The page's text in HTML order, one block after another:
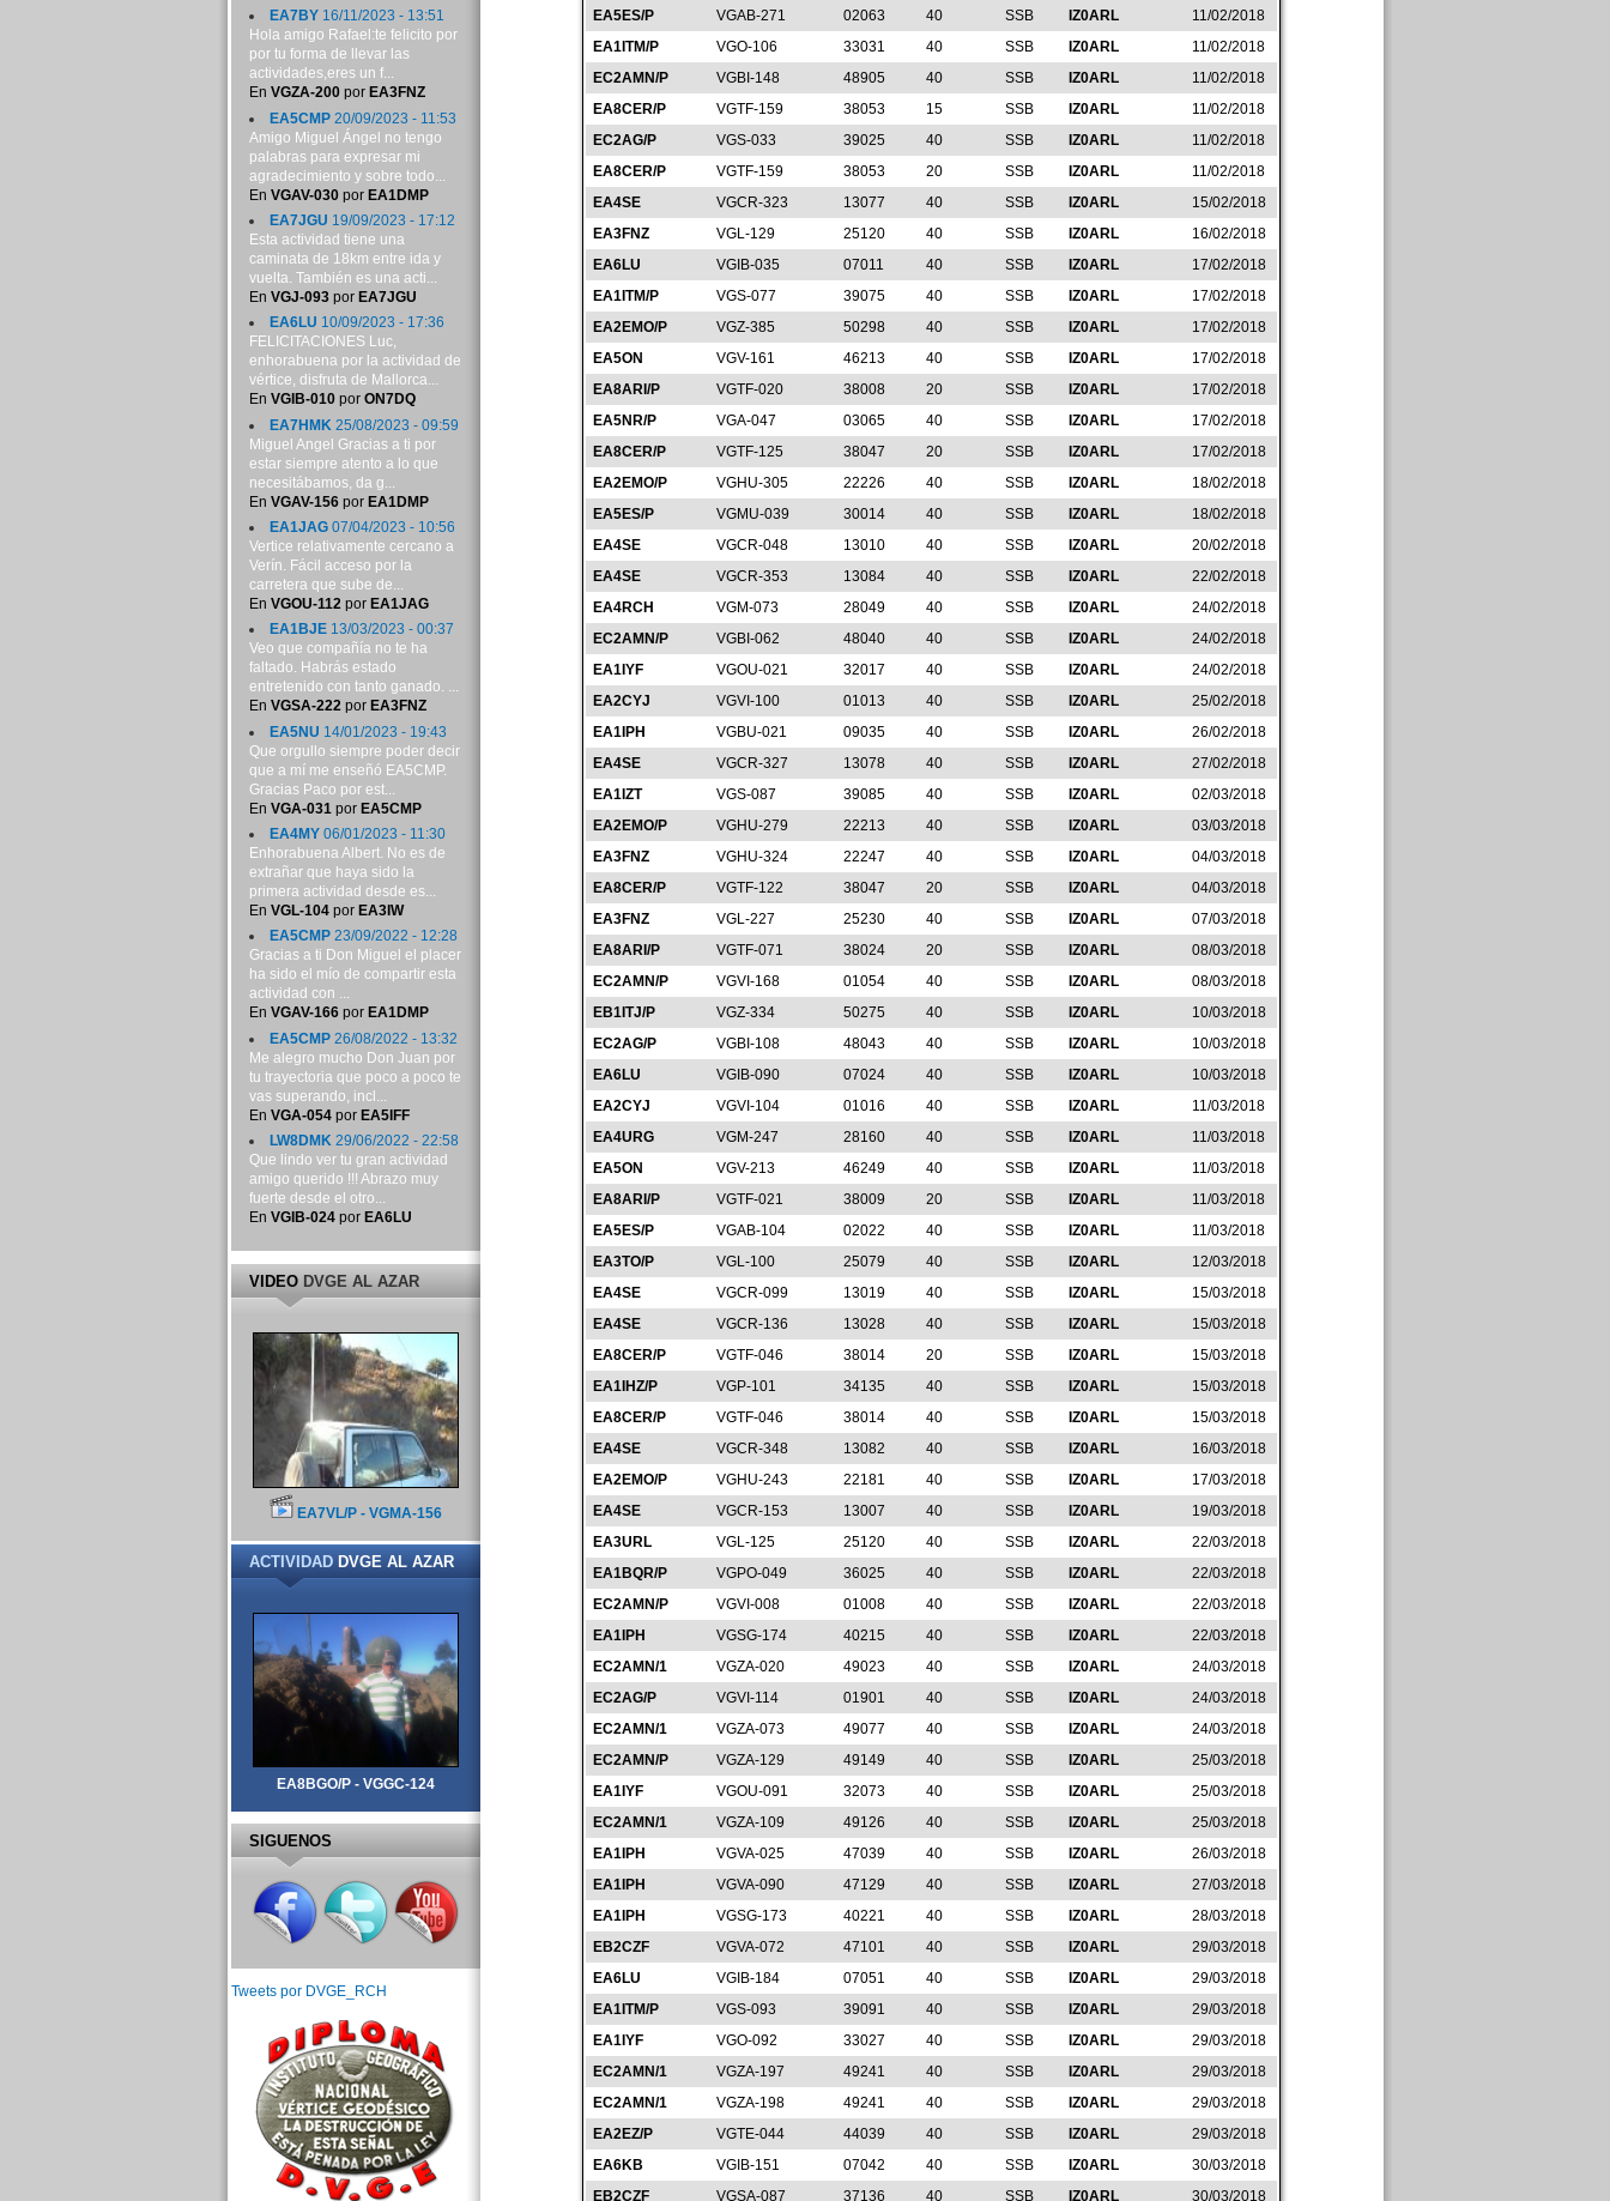
EA5ES/P
VGAB-271 02063 40 SSB IZ0ARL
11/02/2018
EA1ITM/P
VGO-106 33031 40 SSB IZ0ARL
11/02/2018
EC2AMN/P
VGBI-148 48905 40 SSB IZ0ARL
11/02/2018
EA8CER/P
VGTF-159 38053 15 SSB IZ0ARL
11/02/2018
EC2AG/P
VGS-033 39025 40 SSB IZ0ARL
11/02/2018
EA8CER/P
VGTF-159 38053 20 SSB IZ0ARL
11/02/2018
EA4SE
VGCR-323 13077 40 SSB IZ0ARL
15/02/2018
EA3FNZ
VGL-129 25120 40 SSB IZ0ARL
16/02/2018
EA6LU
VGIB-035 07011 40 SSB IZ0ARL
17/02/2018
EA1ITM/P
VGS-077 39075 40 SSB IZ0ARL
17/02/2018
EA2EMO/P
VGZ-385 50298 40 SSB IZ0ARL
17/02/2018
EA5ON
VGV-161 46213 40 SSB IZ0ARL
17/02/2018
EA8ARI/P
VGTF-020 38008 20 SSB IZ0ARL
17/02/2018
EA5NR/P
VGA-047 03065 40 SSB IZ0ARL
17/02/2018
EA8CER/P
VGTF-125 38047 20 SSB IZ0ARL
17/02/2018
EA2EMO/P
VGHU-305 22226 40 SSB IZ0ARL
18/02/2018
EA5ES/P
VGMU-039 30014 40 SSB IZ0ARL
18/02/2018
EA4SE
VGCR-048 13010 40 SSB IZ0ARL
20/02/2018
EA4SE
VGCR-353 13084 40 SSB IZ0ARL
22/02/2018
EA4RCH
VGM-073 28049 40 SSB IZ0ARL
24/02/2018
EC2AMN/P
VGBI-062 48040 40 SSB IZ0ARL
24/02/2018
EA1IYF
VGOU-021 32017 40 SSB IZ0ARL
24/02/2018
EA2CYJ
VGVI-100 01013 40 SSB IZ0ARL
25/02/2018
EA1IPH
VGBU-021 09035 40 SSB IZ0ARL
26/02/2018
EA4SE
VGCR-327 13078 40 SSB IZ0ARL
27/02/2018
EA1IZT
VGS-087 39085 40 SSB IZ0ARL
02/03/2018
EA2EMO/P
VGHU-279 22213 40 SSB IZ0ARL
03/03/2018
EA3FNZ
VGHU-324 22247 40 SSB IZ0ARL
04/03/2018
EA8CER/P
VGTF-122 38047 20 SSB IZ0ARL
04/03/2018
EA3FNZ
VGL-227 25230 40 SSB IZ0ARL
07/03/2018
EA8ARI/P
VGTF-071 38024 20 SSB IZ0ARL
08/03/2018
EC2AMN/P
VGVI-168 01054 40 SSB IZ0ARL
08/03/2018
EB1ITJ/P
VGZ-334 50275 40 SSB IZ0ARL
10/03/2018
EC2AG/P
VGBI-108 48043 40 SSB IZ0ARL
10/03/2018
EA6LU
VGIB-090 07024 40 SSB IZ0ARL
10/03/2018
EA2CYJ
VGVI-104 01016 40 SSB IZ0ARL
11/03/2018
EA4URG
VGM-247 28160 40 SSB IZ0ARL
11/03/2018
EA5ON
VGV-213 46249 40 SSB IZ0ARL
11/03/2018
EA8ARI/P
VGTF-021 38009 20 SSB IZ0ARL
11/03/2018
EA5ES/P
VGAB-104 02022 40 SSB IZ0ARL
11/03/2018
EA3TO/P
VGL-100 25079 40 SSB IZ0ARL
12/03/2018
EA4SE
VGCR-099 13019 40 SSB IZ0ARL
15/03/2018
EA4SE
VGCR-136 13028 40 SSB IZ0ARL
15/03/2018
EA8CER/P
VGTF-046 38014 20 SSB IZ0ARL
15/03/2018
EA1IHZ/P
VGP-101 34135 40 SSB IZ0ARL
15/03/2018
EA8CER/P
VGTF-046 38014 40 SSB IZ0ARL
15/03/2018
EA4SE
VGCR-348 13082 40 SSB IZ0ARL
16/03/2018
EA2EMO/P
VGHU-243 22181 40 SSB IZ0ARL
17/03/2018
EA4SE
VGCR-153 13007 40 SSB IZ0ARL
19/03/2018
EA3URL
VGL-125 25120 40 SSB IZ0ARL
22/03/2018
EA1BQR/P
VGPO-049 36025 40 SSB IZ0ARL
22/03/2018
EC2AMN/P
VGVI-008 01008 40 SSB IZ0ARL
22/03/2018
EA1IPH
VGSG-174 40215 40 SSB IZ0ARL
22/03/2018
EC2AMN/1
VGZA-020 49023 40 SSB IZ0ARL
24/03/2018
EC2AG/P
VGVI-114 01901 40 SSB IZ0ARL
24/03/2018
EC2AMN/1
VGZA-073 49077 40 SSB IZ0ARL
24/03/2018
EC2AMN/P
VGZA-129 49149 40 SSB IZ0ARL
25/03/2018
EA1IYF
VGOU-091 32073 40 SSB IZ0ARL
25/03/2018
EC2AMN/1
VGZA-109 49126 40 SSB IZ0ARL
25/03/2018
EA1IPH
VGVA-025 47039 40 SSB IZ0ARL
26/03/2018
EA1IPH
VGVA-090 47129 40 SSB IZ0ARL
27/03/2018
EA1IPH
VGSG-173 40221 40 SSB IZ0ARL
28/03/2018
EB2CZF
VGVA-072 47101 40 SSB IZ0ARL
29/03/2018
EA6LU
VGIB-184 07051 40 SSB IZ0ARL
29/03/2018
EA1ITM/P
VGS-093 39091 40 SSB IZ0ARL
29/03/2018
EA1IYF
VGO-092 33027 40 SSB IZ0ARL
29/03/2018
EC2AMN/1
VGZA-197 49241 40 SSB IZ0ARL
29/03/2018
EC2AMN/1
VGZA-198 49241 40 SSB IZ0ARL
29/03/2018
EA2EZ/P
VGTE-044 44039 40 SSB IZ0ARL
29/03/2018
EA6KB
VGIB-151 07042 40 SSB IZ0ARL
30/03/2018
EB2CZF
VGSA-087 37136 40 SSB IZ0ARL 30/03/2018
EA7BY16/11/2023 - 13:51
Hola amigo Rafael:te felicito por
por tu forma de llevar las
actividades,eres un f...
En VGZA-200por EA3FNZ
EA5CMP20/09/2023 - 11:53
Amigo Miguel Ángel no tengo
palabras para expresar mi
agradecimiento y sobre todo...
En VGAV-030por EA1DMP
EA7JGU 19/09/2023 - 17:12
Esta actividad tiene una
caminata de 18km entre ida y
vuelta. También es una acti...
En VGJ-093por EA7JGU
EA6LU 10/09/2023 - 17:36
FELICITACIONES Luc,
enhorabuena por la actividad de
vértice, disfruta de Mallorca...
En VGIB-010por ON7DQ
EA7HMK 25/08/2023 - 09:59
Miguel Angel Gracias a ti por
estar siempre atento a lo que
necesitábamos, da g...
En VGAV-156por EA1DMP
EA1JAG07/04/2023 - 10:56
Vertice relativamente cercano a
Verín. Fácil acceso por la
carretera que sube de...
En VGOU-112por EA1JAG
EA1BJE13/03/2023 - 00:37
Veo que compañía no te ha
faltado. Habrás estado
entretenido con tanto ganado. ...
En VGSA-222por EA3FNZ
EA5NU 14/01/2023 - 19:43
Que orgullo siempre poder decir
que a mí me enseñó EA5CMP.
Gracias Paco por est...
En VGA-031 por EA5CMP
EA4MY06/01/2023 - 11:30
Enhorabuena Albert. No es de
extrañar que haya sido la
primera actividad desde es...
En VGL-104por EA3IW
EA5CMP23/09/2022 - 12:28
Gracias a ti Don Miguel el placer
ha sido el mío de compartir esta
actividad con ...
En VGAV-166por EA1DMP
EA5CMP26/08/2022 - 13:32
Me alegro mucho Don Juan por
tu trayectoria que poco a poco te
vas superando, incl...
En VGA-054por EA5IFF
LW8DMK29/06/2022 - 22:58
Que lindo ver tu gran actividad
amigo querido !!! Abrazo muy
fuerte desde el otro...
En VGIB-024por EA6LU
VIDEODVGE AL AZAR
EA7VL/P - VGMA-156
ACTIVIDADDVGE AL AZAR
EA8BGO/P - VGGC-124
SIGUENOS
Tweets por DVGE_RCH